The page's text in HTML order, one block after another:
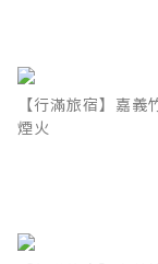
【行滿旅宿】嘉
煙火